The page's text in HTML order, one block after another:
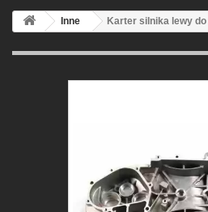
Inne Karter silnika lewy